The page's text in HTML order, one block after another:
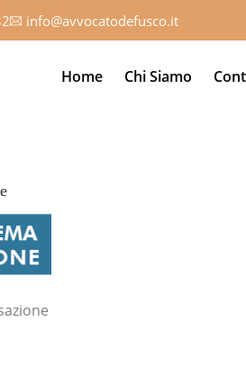
info@avvocatodefusco.it
Home Chi Siamo